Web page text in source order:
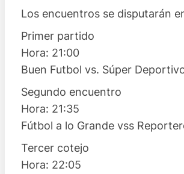
Los encuentros se disputarán
Primer partido
Hora: 21:00
Buen Futbol vs. Súper
Segundo encuentro
Hora: 21:35
Fútbol a lo Grande vss
Tercer cotejo
Hora: 22:05